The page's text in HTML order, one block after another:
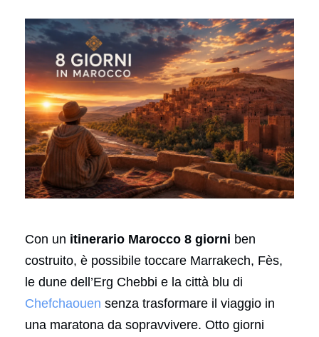
Con un itinerario Marocco 8 giorni ben
costruito, è possibile toccare Marrakech, Fès,
le dune dell’Erg Chebbi e la città blu di
Chefchaouen senza trasformare il viaggio in
una maratona da sopravvivere. Otto giorni